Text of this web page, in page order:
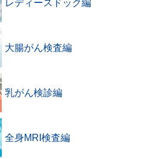
レディースドック編
大腸がん検査編
乳がん検診編
全身MRI検査編